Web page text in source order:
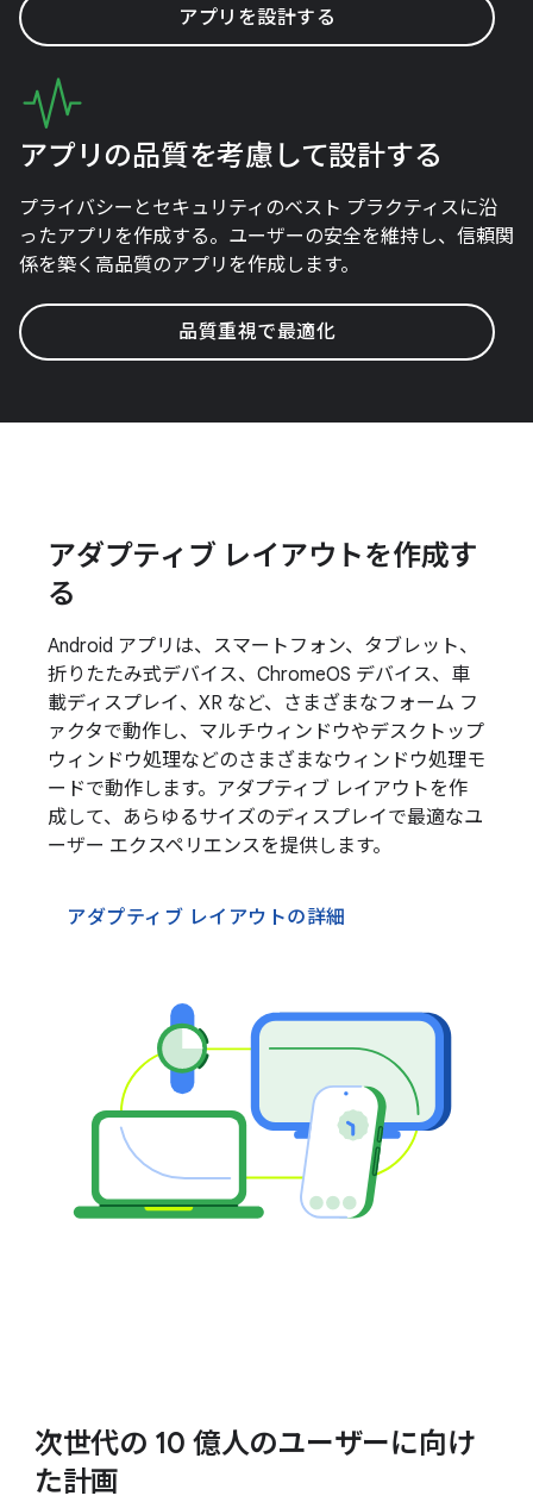
アプリを設計する
アプリの品質を考慮して設計する
プライバシーとセキュリティのベスト プラクティスに沿
ったアプリを作成する。ユーザーの安全を維持し、信頼関
係を築く高品質のアプリを作成します。
品質重視で最適化
アダプティブ レイアウトを作成す
る
Android アプリは、スマートフォン、タブレット、
折りたたみ式デバイス、ChromeOS デバイス、車
載ディスプレイ、XR など、さまざまなフォーム フ
ァクタで動作し、マルチウィンドウやデスクトップ
ウィンドウ処理などのさまざまなウィンドウ処理モ
ードで動作します。アダプティブ レイアウトを作
成して、あらゆるサイズのディスプレイで最適なユ
ーザー エクスペリエンスを提供します。
アダプティブ レイアウトの詳細
次世代の 10 億人のユーザーに向け
た計画